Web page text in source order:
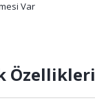
Var
Özellikleri